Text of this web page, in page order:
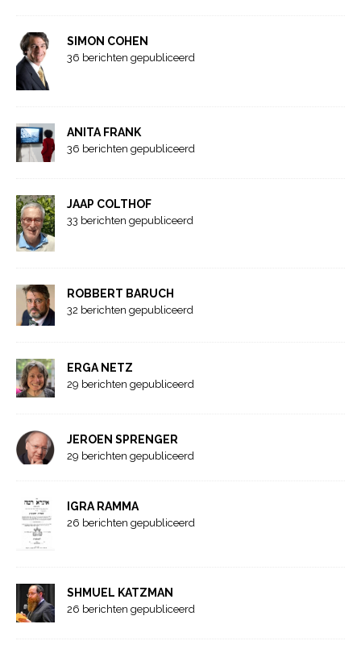
SIMON COHEN
36 berichten gepubliceerd
ANITA FRANK
36 berichten gepubliceerd
JAAP COLTHOF
33 berichten gepubliceerd
ROBBERT BARUCH
32 berichten gepubliceerd
ERGA NETZ
29 berichten gepubliceerd
JEROEN SPRENGER
29 berichten gepubliceerd
IGRA RAMMA
26 berichten gepubliceerd
SHMUEL KATZMAN
26 berichten gepubliceerd